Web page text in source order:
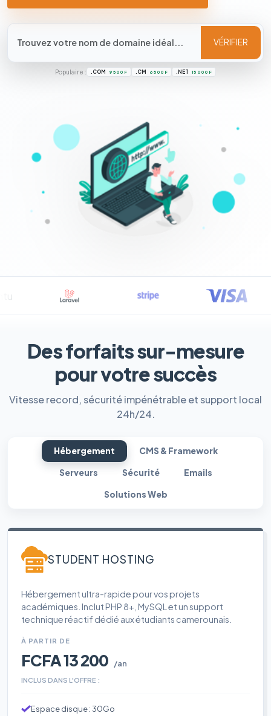
VÉRIFIER
Populaire : .COM 9 500 F .CM 6 500 F .NET 15 000 F
Des forfaits sur-mesure
pour votre succès
Vitesse record, sécurité impénétrable et support local
24h/24.
Hébergement CMS & Framework
Serveurs Sécurité Emails
Solutions Web
STUDENT HOSTING
Hébergement ultra-rapide pour vos projets
académiques. Inclut PHP 8+, MySQL et un support
technique réactif dédié aux étudiants camerounais.
À PARTIR DE
FCFA 13 200 /an
INCLUS DANS L'OFFRE :
Espace disque : 30Go